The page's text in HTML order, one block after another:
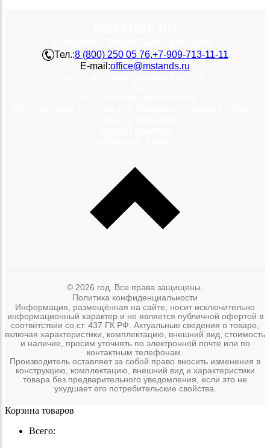
Тел.:8 (800) 250 05 76,+7-909-713-11-11
E-mail:office@mstands.ru
© 2026 год. Все права защищены.
Политика конфиденциальности
Информация, размещённая на сайте, носит исключительно
информационный характер и не является публичной офертой в
соответствии со ст. 437 ГК РФ. Актуальные сведения о товаре,
включая характеристики, комплектацию, внешний вид, стоимость
и наличие, просим уточнять по электронной почте или по
контактным телефонам.
Производитель оставляет за собой право вносить изменения в
конструкцию, комплектацию, внешний вид и характеристики
товара без предварительного уведомления, если это не
ухудшает его потребительские свойства.
Корзина товаров
Всего: